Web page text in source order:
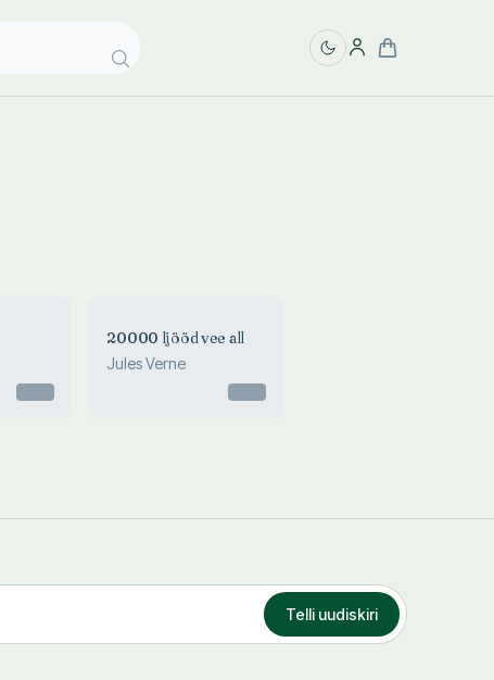
20000 ljööd vee all
Jules Verne
Telli uudiskiri